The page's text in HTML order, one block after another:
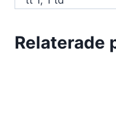
Relaterade